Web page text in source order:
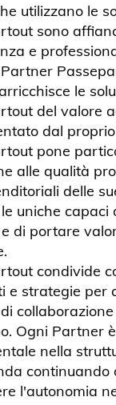
utilizzano le
sono
e
le
del valore
dal
pone
alle qualità
delle
uniche capaci
di portare
condivide
e strategie per
Ogni Partner è
nella
continuando
l'autonomia